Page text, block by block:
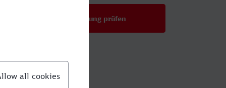
Verbindung prüfen